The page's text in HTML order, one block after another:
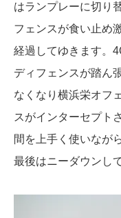
はランプレーに切り
フェンスが食い止め
経過してゆきます。
ディフェンスが踏ん
なくなり横浜栄オフ
スがインターセプト
間を上手く使いなが
最後はニーダウンし